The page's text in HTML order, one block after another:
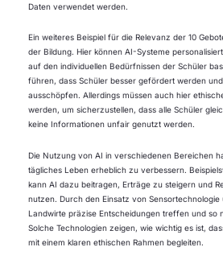
Daten verwendet werden.
Ein weiteres Beispiel für die Relevanz der 10
der Bildung. Hier können AI-Systeme
auf den individuellen Bedürfnissen der Schüler
führen, dass Schüler besser gefördert werden
ausschöpfen. Allerdings müssen auch hier
werden, um sicherzustellen, dass alle Schüler
keine Informationen unfair genutzt werden.
Die Nutzung von AI in verschiedenen Bereichen
tägliches Leben erheblich zu verbessern.
kann AI dazu beitragen, Erträge zu steigern und
nutzen. Durch den Einsatz von
Landwirte präzise Entscheidungen treffen und so
Solche Technologien zeigen, wie wichtig es ist,
mit einem klaren ethischen Rahmen begleiten.